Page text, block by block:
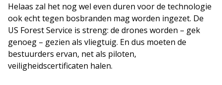
Helaas zal het nog wel even duren voor de technologie
ook echt tegen bosbranden mag worden ingezet. De
US Forest Service is streng: de drones worden – gek
genoeg – gezien als vliegtuig. En dus moeten de
bestuurders ervan, net als piloten,
veiligheidscertificaten halen.